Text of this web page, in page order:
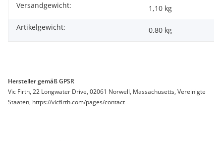
Produkteigenschaft
Wert
Versandgewicht:
1,10 kg
Artikelgewicht:
0,80 kg
Hersteller gemäß GPSR
Vic Firth, 22 Longwater Drive, 02061 Norwell, Massachusetts, Vereinigte
Staaten, https://vicfirth.com/pages/contact